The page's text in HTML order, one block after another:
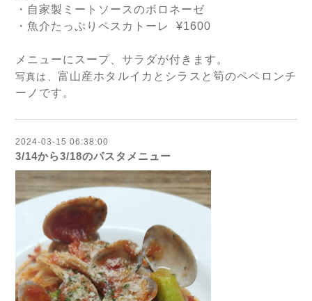
・自家製ミートソースのボロネーゼ
・魚介たっぷりペスカトーレ
¥1600
メニューにスープ、サラダが付きます。
写真は、 富山産ホタルイカとシラスと筍のペペロンチ
ーノです。
2024-03-15 06:38:00
3/14から3/18のパスタメニュー